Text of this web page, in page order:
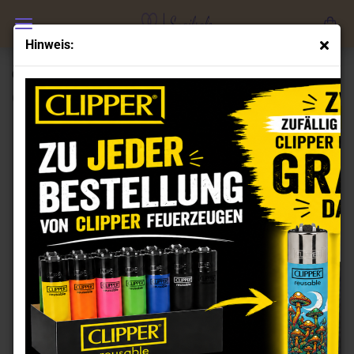
Hinweis:
Clipper Feuerzeuge Set Adult 3
(Art.Nr.:CL101147)